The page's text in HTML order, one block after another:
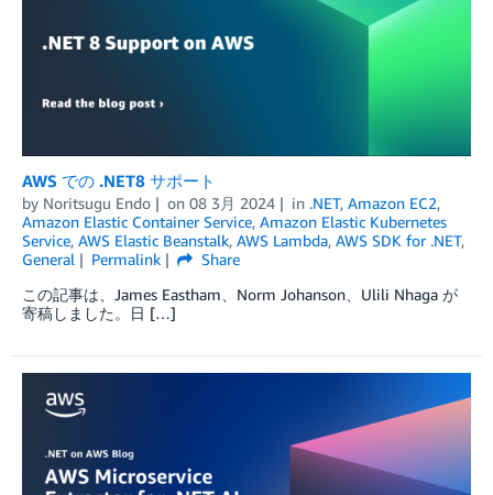
AWS での .NET8 サポート
by Noritsugu Endo on 08 3月 2024 in .NET, Amazon EC2,
Amazon Elastic Container Service, Amazon Elastic Kubernetes
Service, AWS Elastic Beanstalk, AWS Lambda, AWS SDK for .NET,
General
Permalink
Share
この記事は、James Eastham、Norm Johanson、Ulili Nhaga が
寄稿しました。日 […]